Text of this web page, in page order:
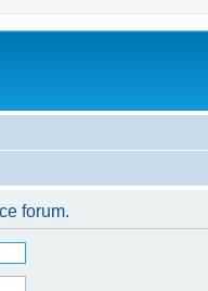
forum.